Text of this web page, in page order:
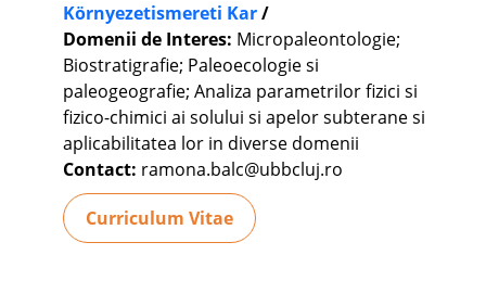
Környezetismereti Kar/
Domenii de Interes: Micropaleontologie;
Biostratigrafie; Paleoecologie si
paleogeografie; Analiza parametrilor fizici si
fizico-chimici ai solului si apelor subterane si
aplicabilitatea lor in diverse domenii
Contact: ramona.balc@ubbcluj.ro
Curriculum Vitae